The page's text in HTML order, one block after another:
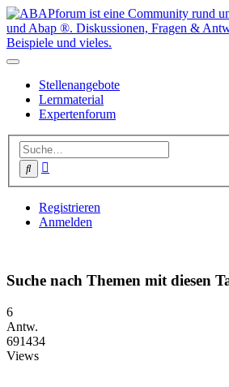
Stellenangebote
Lernmaterial
Expertenforum
Suche
Registrieren
Anmelden
Suche nach Themen mit diesen
6
Antw.
691434
Views